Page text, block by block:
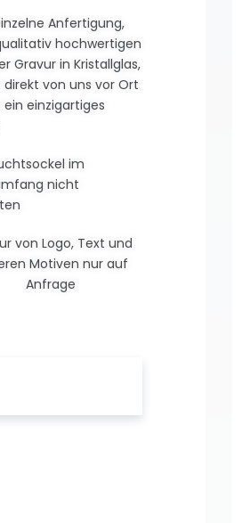
Anfertigung,
hochwertigen
Gravur in Kristallglas,
von uns vor Ort
ein einzigartiges
im
nicht
von Logo, Text und
Motiven nur auf
Anfrage